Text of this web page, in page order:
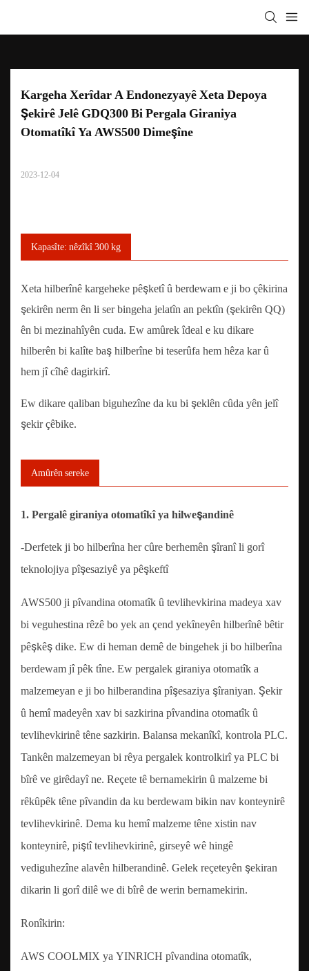
Kargeha Xerîdar A Endonezyayê Xeta Depoya
Şekirê Jelê GDQ300 Bi Pergala Giraniya
Otomatîkî Ya AWS500 Dimeşîne
2023-12-04
Kapasîte: nêzîkî 300 kg
Xeta hilberînê kargeheke pêşketî û berdewam e ji bo çêkirina
şekirên nerm ên li ser bingeha jelatîn an pektîn (şekirên QQ)
ên bi mezinahîyên cuda. ​​Ew amûrek îdeal e ku dikare
hilberên bi kalîte baş hilberîne bi teserûfa hem hêza kar û
hem jî cîhê dagirkirî.
Ew dikare qaliban biguhezîne da ku bi şeklên cûda yên jelî
şekir çêbike.
Amûrên sereke
1. Pergalê giraniya otomatîkî ya hilweşandinê
-Derfetek ji bo hilberîna her cûre berhemên şîranî li gorî
teknolojiya pîşesaziyê ya pêşkeftî
AWS500 ji pîvandina otomatîk û tevlihevkirina madeya xav
bi veguhestina rêzê bo yek an çend yekîneyên hilberînê bêtir
pêşkêş dike. Ew di heman demê de bingehek ji bo hilberîna
berdewam jî pêk tîne. Ew pergalek giraniya otomatîk a
malzemeyan e ji bo hilberandina pîşesaziya şîraniyan. Şekir
û hemî madeyên xav bi sazkirina pîvandina otomatîk û
tevlihevkirinê têne sazkirin. Balansa mekanîkî, kontrola PLC.
Tankên malzemeyan bi rêya pergalek kontrolkirî ya PLC bi
bîrê ve girêdayî ne. Reçete tê bernamekirin û malzeme bi
rêkûpêk têne pîvandin da ku berdewam bikin nav konteynirê
tevlihevkirinê. Dema ku hemî malzeme têne xistin nav
konteynirê, piştî tevlihevkirinê, girseyê wê hingê
vediguhezîne alavên hilberandinê. Gelek reçeteyên şekiran
dikarin li gorî dilê we di bîrê de werin bernamekirin.
Ronîkirin:
AWS COOLMIX ya YINRICH pîvandina otomatîk,